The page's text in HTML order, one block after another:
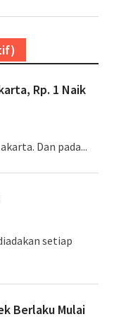
Rp. 1 Naik
Dan pada...
setiap
Berlaku Mulai